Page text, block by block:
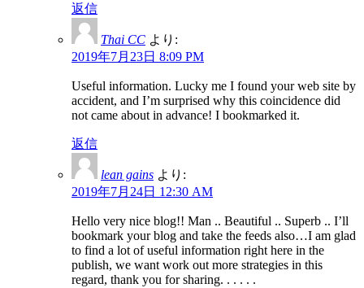
返信
Thai CC より:
2019年7月23日 8:09 PM
Useful information. Lucky me I found your web site by
accident, and I’m surprised why this coincidence did
not came about in advance! I bookmarked it.
返信
lean gains より:
2019年7月24日 12:30 AM
Hello very nice blog!! Man .. Beautiful .. Superb .. I’ll
bookmark your blog and take the feeds also…I am glad
to find a lot of useful information right here in the
publish, we want work out more strategies in this
regard, thank you for sharing. . . . . .